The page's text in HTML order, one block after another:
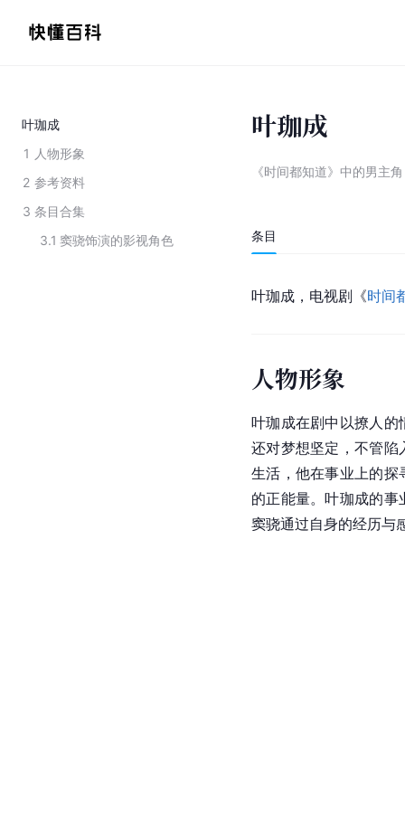
叶珈成
1 人物形象
2 参考资料
3 条目合集
3.1 窦骁饰演的影视角色
叶珈成
《时间都知道》中的男主角
条目
叶珈成，电视剧《时间
人物形象
叶珈成在剧中以撩人的
还对梦想坚定，不管陷
生活，他在事业上的
的正能量。叶珈成的
窦骁通过自身的经历与